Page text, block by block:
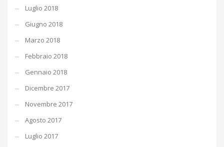
Luglio 2018
Giugno 2018
Marzo 2018
Febbraio 2018
Gennaio 2018
Dicembre 2017
Novembre 2017
Agosto 2017
Luglio 2017